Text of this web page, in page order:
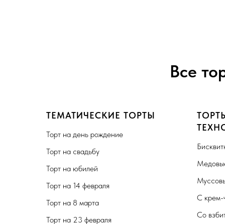
Все
ТЕМАТИЧЕСКИЕ ТОРТЫ
Торт на день рождение
Торт на свадьбу
Торт на юбилей
Торт на 14 февраля
Торт на 8 марта
Торт на 23 февраля
С крем-
Со